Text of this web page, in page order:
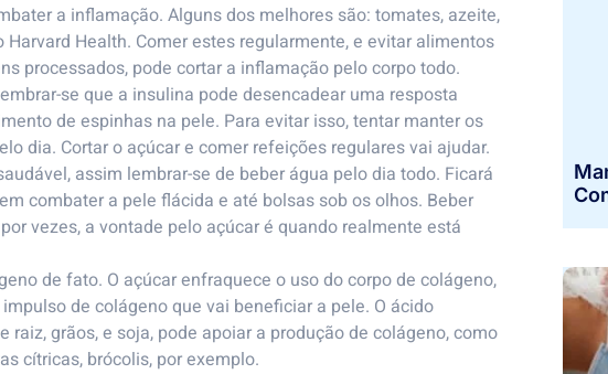
a inflamação. Alguns dos melhores são: tomates, azeite,
Health. Comer estes regularmente, e evitar alimentos
processados, pode cortar a inflamação pelo corpo todo.
se que a insulina pode desencadear uma resposta
de espinhas na pele. Para evitar isso, tentar manter os
dia. Cortar o açúcar e comer refeições regulares vai ajudar.
assim lembrar-se de beber água pelo dia todo. Ficará
combater a pele flácida e até bolsas sob os olhos. Beber
vezes, a vontade pelo açúcar é quando realmente está
de fato. O açúcar enfraquece o uso do corpo de colágeno,
de colágeno que vai beneficiar a pele. O ácido
grãos, e soja, pode apoiar a produção de colágeno, como
cítricas, brócolis, por exemplo.